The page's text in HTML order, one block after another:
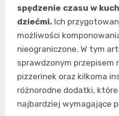
spędzenie czasu w
dziećmi. Ich
możliwości
nieograniczone. W tym
sprawdzonym przepisem
pizzerinek oraz kilkoma
różnorodne dodatki,
najbardziej wymagające